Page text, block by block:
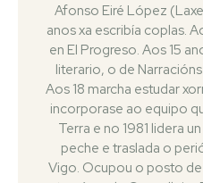
Afonso Eiré López
anos xa escribía coplas.
en El Progreso. Aos 15
literario, o de
Aos 18 marcha estudar
incorporase ao equipo
Terra e no 1981 lidera
peche e traslada o
Vigo. Ocupou o posto